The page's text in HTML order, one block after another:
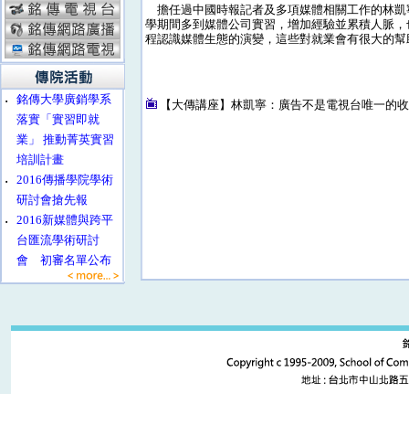
‧
銘傳大學廣銷學系
落實「實習即就
業」 推動菁英實習
培訓計畫
‧
2016傳播學院學術
研討會搶先報
‧
2016新媒體與跨平
台匯流學術研討
會 初審名單公布
擔任過中國時報記者及多項媒體相關工作的林
學期間多到媒體公司實習，增加經驗並累積人脈
程認識媒體生態的演變，這些對就業會有很大的
【大傳講座】林凱寧：廣告不是電視台唯一的